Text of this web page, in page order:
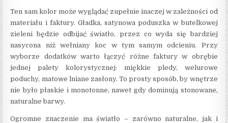
Ten sam kolor może wyglądać zupełnie inaczej w zależności od
materiału i faktury. Gładka, satynowa poduszka w butelkowej
zieleni będzie odbijać światło, przez co wyda się bardziej
nasycona niż wełniany koc w tym samym odcieniu. Przy
wyborze dodatków warto łączyć różne faktury w obrębie
jednej palety kolorystycznej: miękkie pledy, welurowe
poduchy, matowe lniane zasłony. To prosty sposób, by wnętrze
nie było płaskie i monotonne, nawet gdy dominują stonowane,
naturalne barwy.
Ogromne znaczenie ma światło – zarówno naturalne, jak i